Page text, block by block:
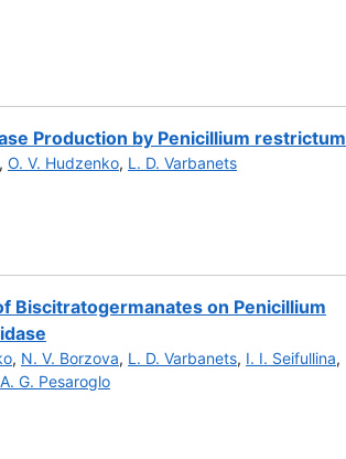
Production by Penicillium restrictum
, O. V. Hudzenko, L. D. Varbanets
Biscitratogermanates on Penicillium
, N. V. Borzova, L. D. Varbanets, I. I. Seifullina,
А. G. Pesaroglo